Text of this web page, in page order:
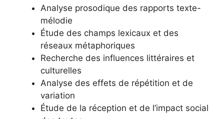
Analyse prosodique des rapports texte-
mélodie
Étude des champs lexicaux et des
réseaux métaphoriques
Recherche des influences littéraires et
culturelles
Analyse des effets de répétition et de
variation
Étude de la réception et de l’impact social